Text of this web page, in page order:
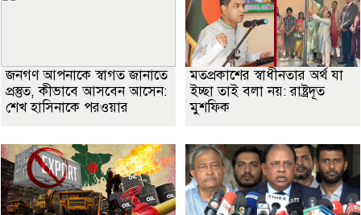
জনগণ আপনাকে স্বাগত জানাতে
প্রস্তুত, কীভাবে আসবেন আসেন:
শেখ হাসিনাকে পরওয়ার
মতপ্রকাশের স্বাধীনতার অর্থ যা
ইচ্ছা তাই বলা নয়: রাষ্ট্রদূত
মুশফিক